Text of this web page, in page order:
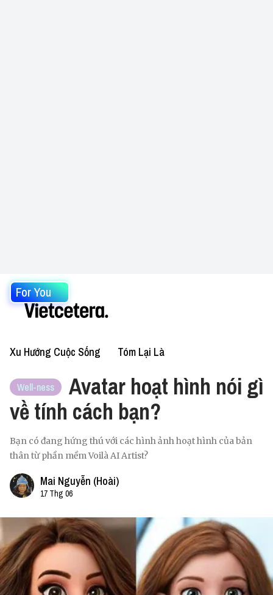
For You
Xu Hướng Cuộc Sống Tóm Lại Là
Well-ness
Avatar hoạt hình nói gì
về tính cách bạn?
Bạn có đang hứng thú với các hình ảnh hoạt hình của bản
thân từ phần mềm Voilà AI Artist?
Mai Nguyễn (Hoài)
17 Thg 06